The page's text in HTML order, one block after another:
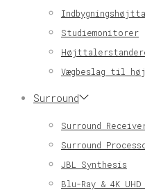
Studiemonitorer
Vægbeslag til
Surround
Surround
Surround
JBL Synthesis
Blu-Ray & 4K